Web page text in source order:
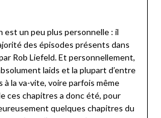
un peu plus personnelle : il
des épisodes présents dans
Rob Liefeld. Et personnellement,
laids et la plupart d’entre
la va-vite, voire parfois même
ces chapitres a donc été, pour
quelques chapitres du